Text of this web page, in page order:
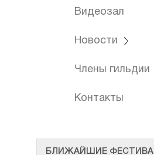
Видеозал
Новости
Члены гильдии
Контакты
БЛИЖАЙШИЕ